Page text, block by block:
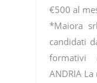
€500 al
*Maiora
candidati
formativi
ANDRIA